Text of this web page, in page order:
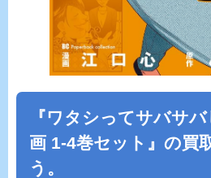
『ワタシってサバサ
画 1-4巻セット』の買
う。